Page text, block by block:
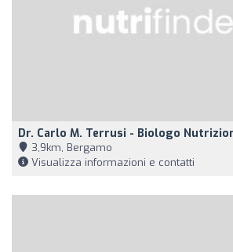
Dr. Carlo M. Terrusi - Biologo
3,9km, Bergamo
Visualizza informazioni e contatti